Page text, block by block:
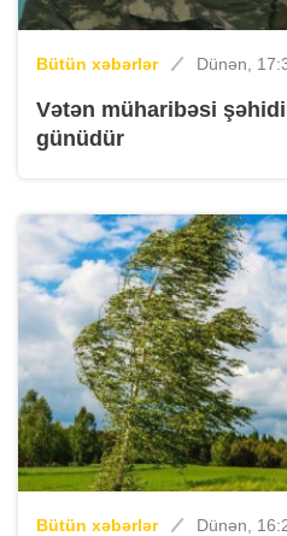
Bütün xəbərlər Dünən,
Vətən müharibəsi
günüdür
Bütün xəbərlər Dünən,